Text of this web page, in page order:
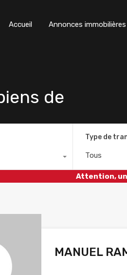
Accueil Annonces
de
Type de
Tous
Attention,
MANUEL